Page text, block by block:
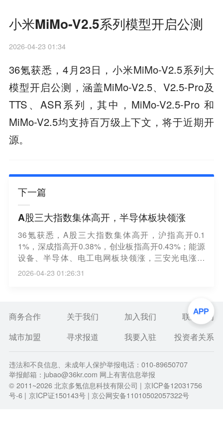
小米MiMo-V2.5系列模型开启公测
2026-04-23 01:34
36氪获悉，4月23日，小米MiMo-V2.5系列大
模型开启公测，涵盖MiMo-V2.5、V2.5-Pro及
TTS、ASR系列，其中，MiMo-V2.5-Pro 和
MiMo-V2.5均支持百万级上下文，将于近期开
源。
下一篇
A股三大指数集体高开，半导体板块领涨
36氪获悉，A股三大指数集体高开，沪指高开0.1
1%，深成指高开0.38%，创业板指高开0.43%；能源
设备、半导体、电工电网板块领涨，三安光电涨超
6%，兆易创新、杰瑞股份涨超4%，宁德时代涨超
2026-04-23 01:26:31
商务合作 关于我们 加入我们
联系我们
城市加盟
寻求报道 我要入驻 投资者关系
违法和不良信息、未成年人保护举报电话：010-89650707
举报邮箱：jubao@36kr.com 网上有害信息举报
© 2011~2026北京多氪信息科技有限公司 | 京ICP备12031756
号-6 | 京ICP证150143号 | 京公网安备11010502057322号